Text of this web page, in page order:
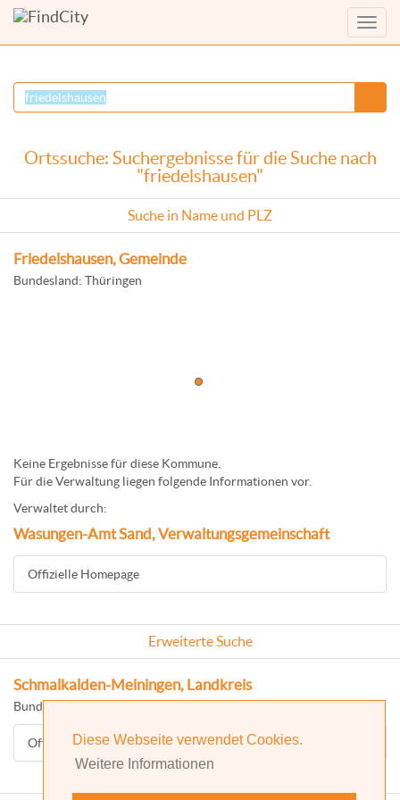
Diese Webseite verwendet Cookies.
Weitere Informationen
Menü
Ortssuche: Suchergebnisse für die Suche nach
"friedelshausen"
Suche in Name und PLZ
Friedelshausen, Gemeinde
Bundesland: Thüringen
Keine Ergebnisse für diese Kommune.
Für die Verwaltung liegen folgende Informationen vor.
Verwaltet durch:
Wasungen-Amt Sand, Verwaltungsgemeinschaft
Offizielle Homepage
Erweiterte Suche
Schmalkalden-Meiningen, Landkreis
Bundesland: Thüringen
Offizielle Homepage